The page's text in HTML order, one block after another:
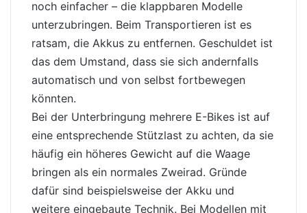
noch einfacher – die klappbaren Modelle
unterzubringen. Beim Transportieren ist es
ratsam, die Akkus zu entfernen. Geschuldet ist
das dem Umstand, dass sie sich andernfalls
automatisch und von selbst fortbewegen
könnten.
Bei der Unterbringung mehrere E-Bikes ist auf
eine entsprechende Stützlast zu achten, da sie
häufig ein höheres Gewicht auf die Waage
bringen als ein normales Zweirad. Gründe
dafür sind beispielsweise der Akku und
weitere eingebaute Technik. Bei Modellen mit